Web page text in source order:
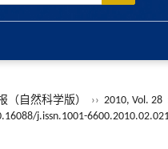
（自然科学版） ›› 2010, Vol. 28
j.issn.1001-